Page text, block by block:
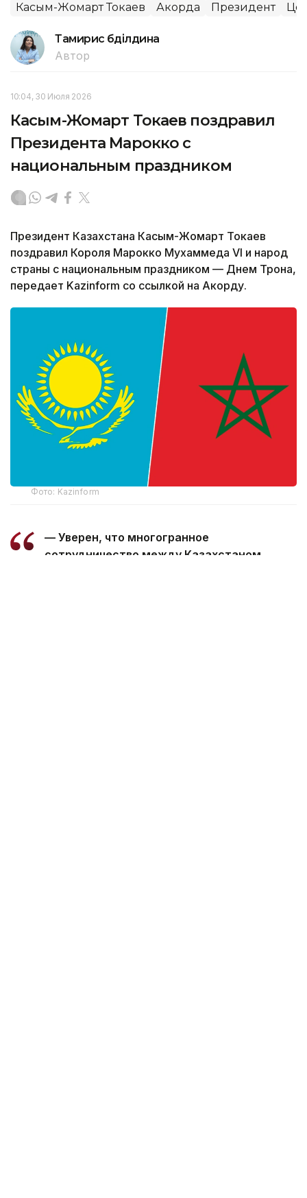
Касым-Жомарт Токаев Акорда Президент
Тамирис Әбділдина
Автор
10:04, 30 Июля 2026
Касым-Жомарт Токаев поздравил
Президента Марокко с
национальным праздником
Президент Казахстана Касым-Жомарт Токаев
поздравил Короля Марокко Мухаммеда VI и народ
страны с национальным праздником — Днем Трона,
передает Kazinform со ссылкой на Акорду.
Фото: Kazinform
— Уверен, что многогранное
сотрудничество между Казахстаном